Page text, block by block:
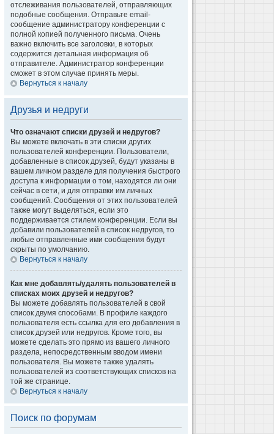
отслеживания пользователей, отправляющих
подобные сообщения. Отправьте email-
сообщение администратору конференции с
полной копией полученного письма. Очень
важно включить все заголовки, в которых
содержится детальная информация об
отправителе. Администратор конференции
сможет в этом случае принять меры.
Вернуться к началу
Друзья и недруги
Что означают списки друзей и недругов?
Вы можете включать в эти списки других
пользователей конференции. Пользователи,
добавленные в список друзей, будут указаны в
вашем личном разделе для получения быстрого
доступа к информации о том, находятся ли они
сейчас в сети, и для отправки им личных
сообщений. Сообщения от этих пользователей
также могут выделяться, если это
поддерживается стилем конференции. Если вы
добавили пользователей в список недругов, то
любые отправленные ими сообщения будут
скрыты по умолчанию.
Вернуться к началу
Как мне добавлять/удалять пользователей в
списках моих друзей и недругов?
Вы можете добавлять пользователей в свой
список двумя способами. В профиле каждого
пользователя есть ссылка для его добавления в
список друзей или недругов. Кроме того, вы
можете сделать это прямо из вашего личного
раздела, непосредственным вводом имени
пользователя. Вы можете также удалять
пользователей из соответствующих списков на
той же странице.
Вернуться к началу
Поиск по форумам